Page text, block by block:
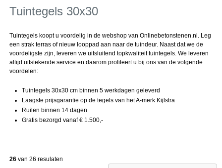
Tuintegels 30x30
Tuintegels koopt u voordelig in de webshop van Onlinebetonstenen.nl. Leg
een strak terras of nieuw looppad aan naar de tuindeur. Naast dat we de
voordeligste zijn, leveren we uitsluitend topkwaliteit tuintegels. We leveren
altijd uitstekende service en daarom profiteert u bij ons van de volgende
voordelen:
Tuintegels 30x30 cm binnen 5 werkdagen geleverd
Laagste prijsgarantie op de tegels van het A-merk Kijlstra
Ruilen binnen 14 dagen
Gratis bezorgd vanaf € 1.500,-
26van 26 resulaten